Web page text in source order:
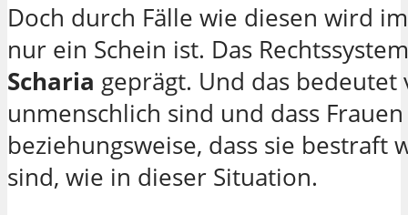
Doch durch Fälle wie diesen wird
nur ein Schein ist. Das
Scharia geprägt. Und das
unmenschlich sind und dass
beziehungsweise, dass sie bestraft
sind, wie in dieser Situation.